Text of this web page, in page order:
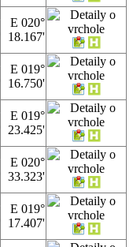
E 020°
18.167'
E 019°
16.750'
E 019°
23.425'
E 020°
33.323'
E 019°
17.407'